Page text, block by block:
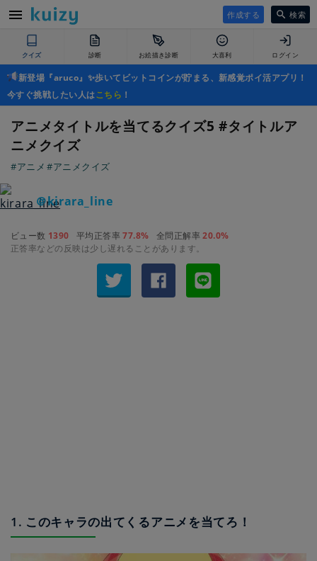
作成する 検索
クイズ 診断 お絵描き診断 大喜利 ログイン
新登場『aruco』✨歩いてビットコインが貯まる、新感覚ポイ活アプリ！
今すぐ挑戦したい人はこちら ！
アニメタイトルを当てるクイズ5 #タイトルア
ニメクイズ
#アニメ #アニメクイズ
＠kirara_line
ビュー数 1390 平均正答率77.8% 全問正解率20.0%
正答率などの反映は少し遅れることがあります。
1. このキャラの出てくるアニメを当てろ！